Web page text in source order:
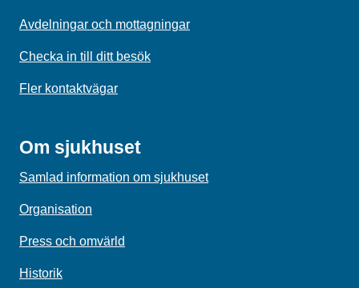
Avdelningar och mottagningar
Checka in till ditt besök
Fler kontaktvägar
Om sjukhuset
Samlad information om sjukhuset
Organisation
Press och omvärld
Historik